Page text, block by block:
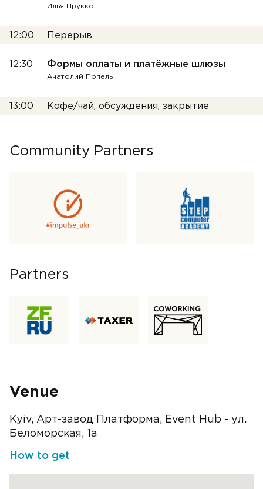
Илья Прукко
12:00 Перерыв
12:30 Формы оплаты и платёжные шлюзы
Анатолий Попель
13:00 Кофе/чай, обсуждения, закрытие
Community Partners
Partners
Venue
Kyiv, Арт-завод Платформа, Event Hub - ул.
Беломорская, 1а
How to get